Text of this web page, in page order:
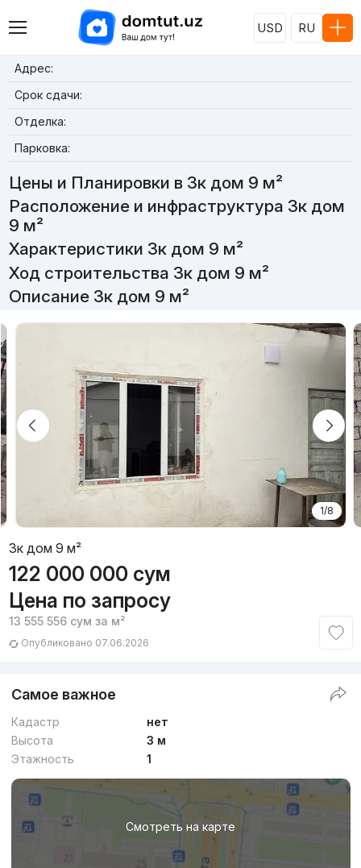
USD RU
Адрес:
Срок сдачи:
Отделка:
Парковка:
Цены и Планировки в 3к дом 9 м²
Расположение и инфраструктура 3к дом
9 м²
Характеристики 3к дом 9 м²
Ход строительства 3к дом 9 м²
Описание 3к дом 9 м²
1/8
3к дом 9 м²
122 000 000 сум
Цена по запросу
13 555 556 сум за м²
Опубликовано 07.06.2026
Самое важное
Кадастр
нет
Высота
3 м
Этажность
1
Смотреть на карте